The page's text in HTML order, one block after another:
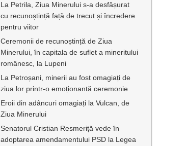
La Petrila, Ziua Minerului s-a desfășurat
cu recunoștință față de trecut și încredere
pentru viitor
Ceremonii de recunoștință de Ziua
Minerului, în capitala de suflet a mineritului
românesc, la Lupeni
La Petroșani, minerii au fost omagiați de
ziua lor printr-o emoționantă ceremonie
Eroii din adâncuri omagiați la Vulcan, de
Ziua Minerului
Senatorul Cristian Resmeriță vede în
adoptarea amendamentului PSD la Legea